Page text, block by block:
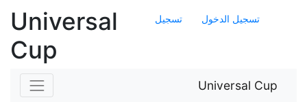
تسجيل الدخول تسجيل
Universal
Cup
Universal Cup